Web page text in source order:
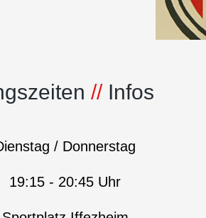
// Infos
/ Donnerstag
19:15 - 20:45 Uhr